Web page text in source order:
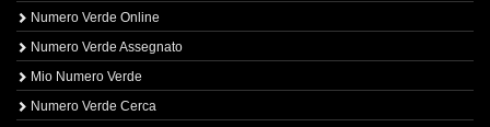
Numero Verde Online
Numero Verde Assegnato
Mio Numero Verde
Numero Verde Cerca